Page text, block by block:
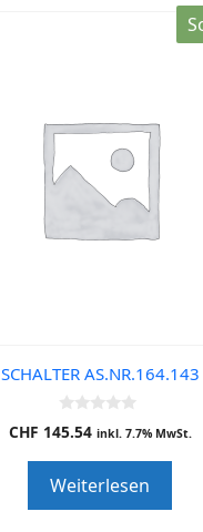
SCHALTER AS.NR.164.143
0
o
o
f
5
CHF 145.54 inkl. 7.7% MwSt.
Weiterlesen